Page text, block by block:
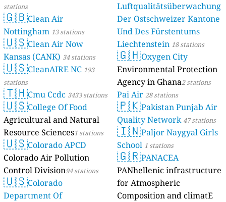
stations
🇬🇧Clean Air
Nottingham 13 stations
🇺🇸Clean Air Now
Kansas (CANK) 34 stations
🇺🇸CleanAIRE NC 193
stations
🇹🇭Cmu Ccdc 3433 stations
🇺🇸College Of Food
Agricultural and Natural
Resource Sciences1 stations
🇺🇸Colorado APCD
Colorado Air Pollution
Control Division94 stations
🇺🇸Colorado
Department Of
Luftqualitätsüberwachung
Der Ostschweizer Kantone
Und Des Fürstentums
Liechtenstein 18 stations
🇬🇭Oxygen City
Environmental Protection
Agency in Ghana2 stations
Pai Air 28 stations
🇵🇰Pakistan Punjab Air
Quality Network 47 stations
🇮🇳Paljor Naygyal Girls
School 1 stations
🇬🇷PANACEA
PANhellenic infrastructure
for Atmospheric
Composition and climatE